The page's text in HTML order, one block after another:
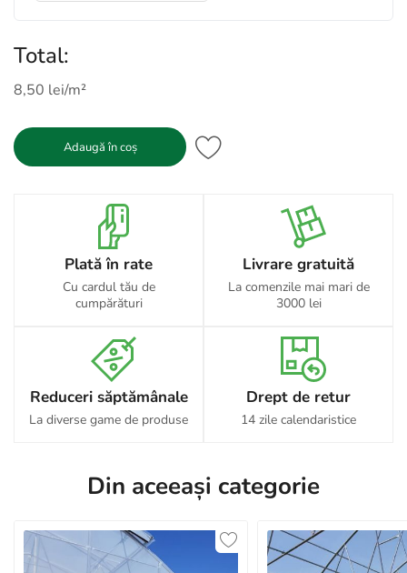
Total:
8,50 lei/m²
Adaugă în coș
Plată în rate
Cu cardul tău de
cumpărături
Livrare gratuită
La comenzile mai mari de
3000 lei
Reduceri săptămânale
La diverse game de produse
Drept de retur
14 zile calendaristice
Din aceeași categorie